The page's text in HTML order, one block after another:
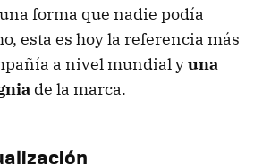
forma que nadie podía
esta es hoy la referencia más
a nivel mundial yuna
de la marca.